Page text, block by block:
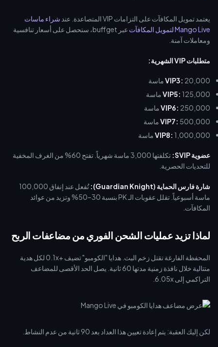
يعتمد تمويل المكافآت على التزامات VIP المتصاعدة. عند
شراء ماسات
Mango Live لتمويل المكافآت
عبر buffget، ستحصل على أسعار تنافسية
ومعاملات آمنة.
متطلبات VIP الشهرية:
VIP3: 20,000 ماسة
VIP5: 125,000 ماسة
VIP6: 250,000 ماسة
VIP7: 500,000 ماسة
VIP8: 1,000,000 ماسة
عضوية SVIP:
تكلفتها 3,000 ماسة شهرياً. تفتح 60% من الغرف المخفية
للتحديات الحصرية.
شارة فارس الحماية (Guardian Knight):
تُفعل عند إنفاق 100,000
ماسة أسبوعياً. تقلل عقوبات الـ PK بنسبة 30–50% وتزيد من عوائد
المكافآت.
لماذا تزيد عمليات الشحن الفوري من مضاعفات الربح
المحفظة الفارغة تقتل زخم البث. هدايا "الكومبو" تضيف +0.1x لكل هدية
متتالية خلال نافذة زمنية مدتها 60 ثانية. يصل الحد الأقصى للمضاعف
التراكمي إلى 6.05x.
لكن إليك العقبة: يتم إعادة تعيين هذا العداد بعد 90 ثانية من عدم النشاط.